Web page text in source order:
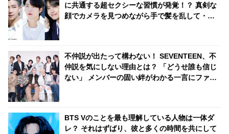
に共通する超セクシーな習慣が発覚！？ 真剣な
顔でカメラを見つめながら手で髪を乱して・・
不仲説が出たって構わない！ SEVENTEEN、不
仲説を気にしない理由とは？ 「どうせ誰も信じ
ない」 メンバーの固い絆がわかる一言にファン
BTS Vのことを最も理解している人物は一体ダ
レ？ それはずばり、彼と多くの時間を共にして